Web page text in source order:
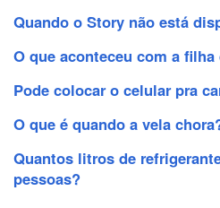
Quando o Story não está
O que aconteceu com a
Pode colocar o celular pra
O que é quando a vela
Quantos litros de
pessoas?